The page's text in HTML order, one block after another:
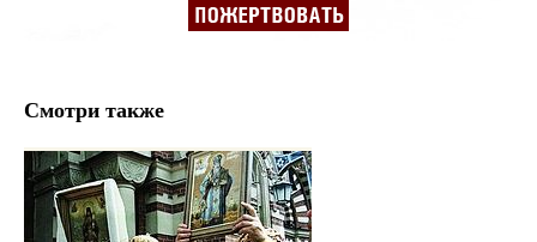
Смотри также